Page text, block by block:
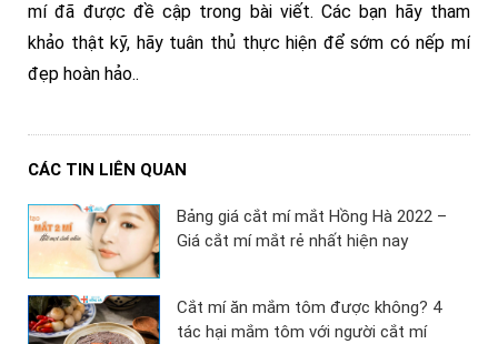
mí đã được đề cập trong bài viết. Các bạn hãy tham
khảo thật kỹ, hãy tuân thủ thực hiện để sớm có nếp mí
đẹp hoàn hảo..
CÁC TIN LIÊN QUAN
Bảng giá cắt mí mắt Hồng Hà 2022 –
Giá cắt mí mắt rẻ nhất hiện nay
Cắt mí ăn mắm tôm được không? 4
tác hại mắm tôm với người cắt mí